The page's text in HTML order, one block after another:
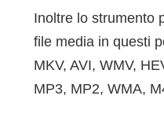
Inoltre lo strumento
file media in questi
MKV, AVI, WMV,
MP3, MP2, WMA,